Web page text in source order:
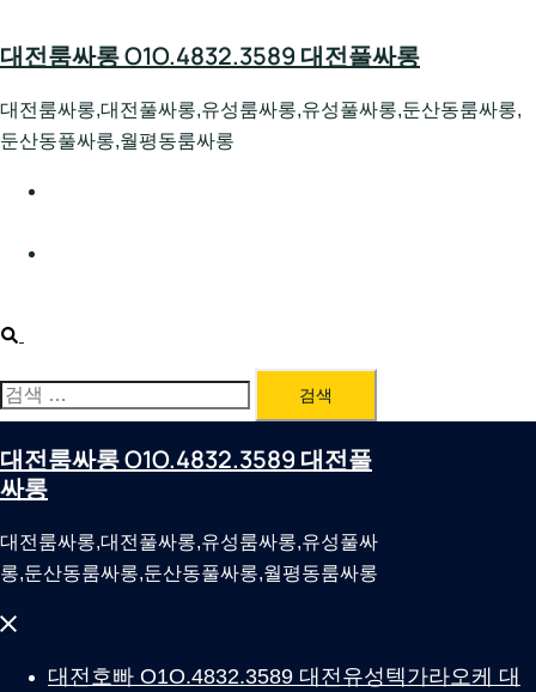
to
대전룸싸롱 O1O.4832.3589 대전풀싸롱
대전룸싸롱,대전풀싸롱,유성룸싸롱,유성풀싸롱,둔산동룸싸롱,
둔산동풀싸롱,월평동룸싸롱
Search
검
색:
대전룸싸롱 O1O.4832.3589 대전풀
싸롱
대전룸싸롱,대전풀싸롱,유성룸싸롱,유성풀싸
롱,둔산동룸싸롱,둔산동풀싸롱,월평동룸싸롱
Close
대전호빠 O1O.4832.3589 대전유성텍가라오케 대